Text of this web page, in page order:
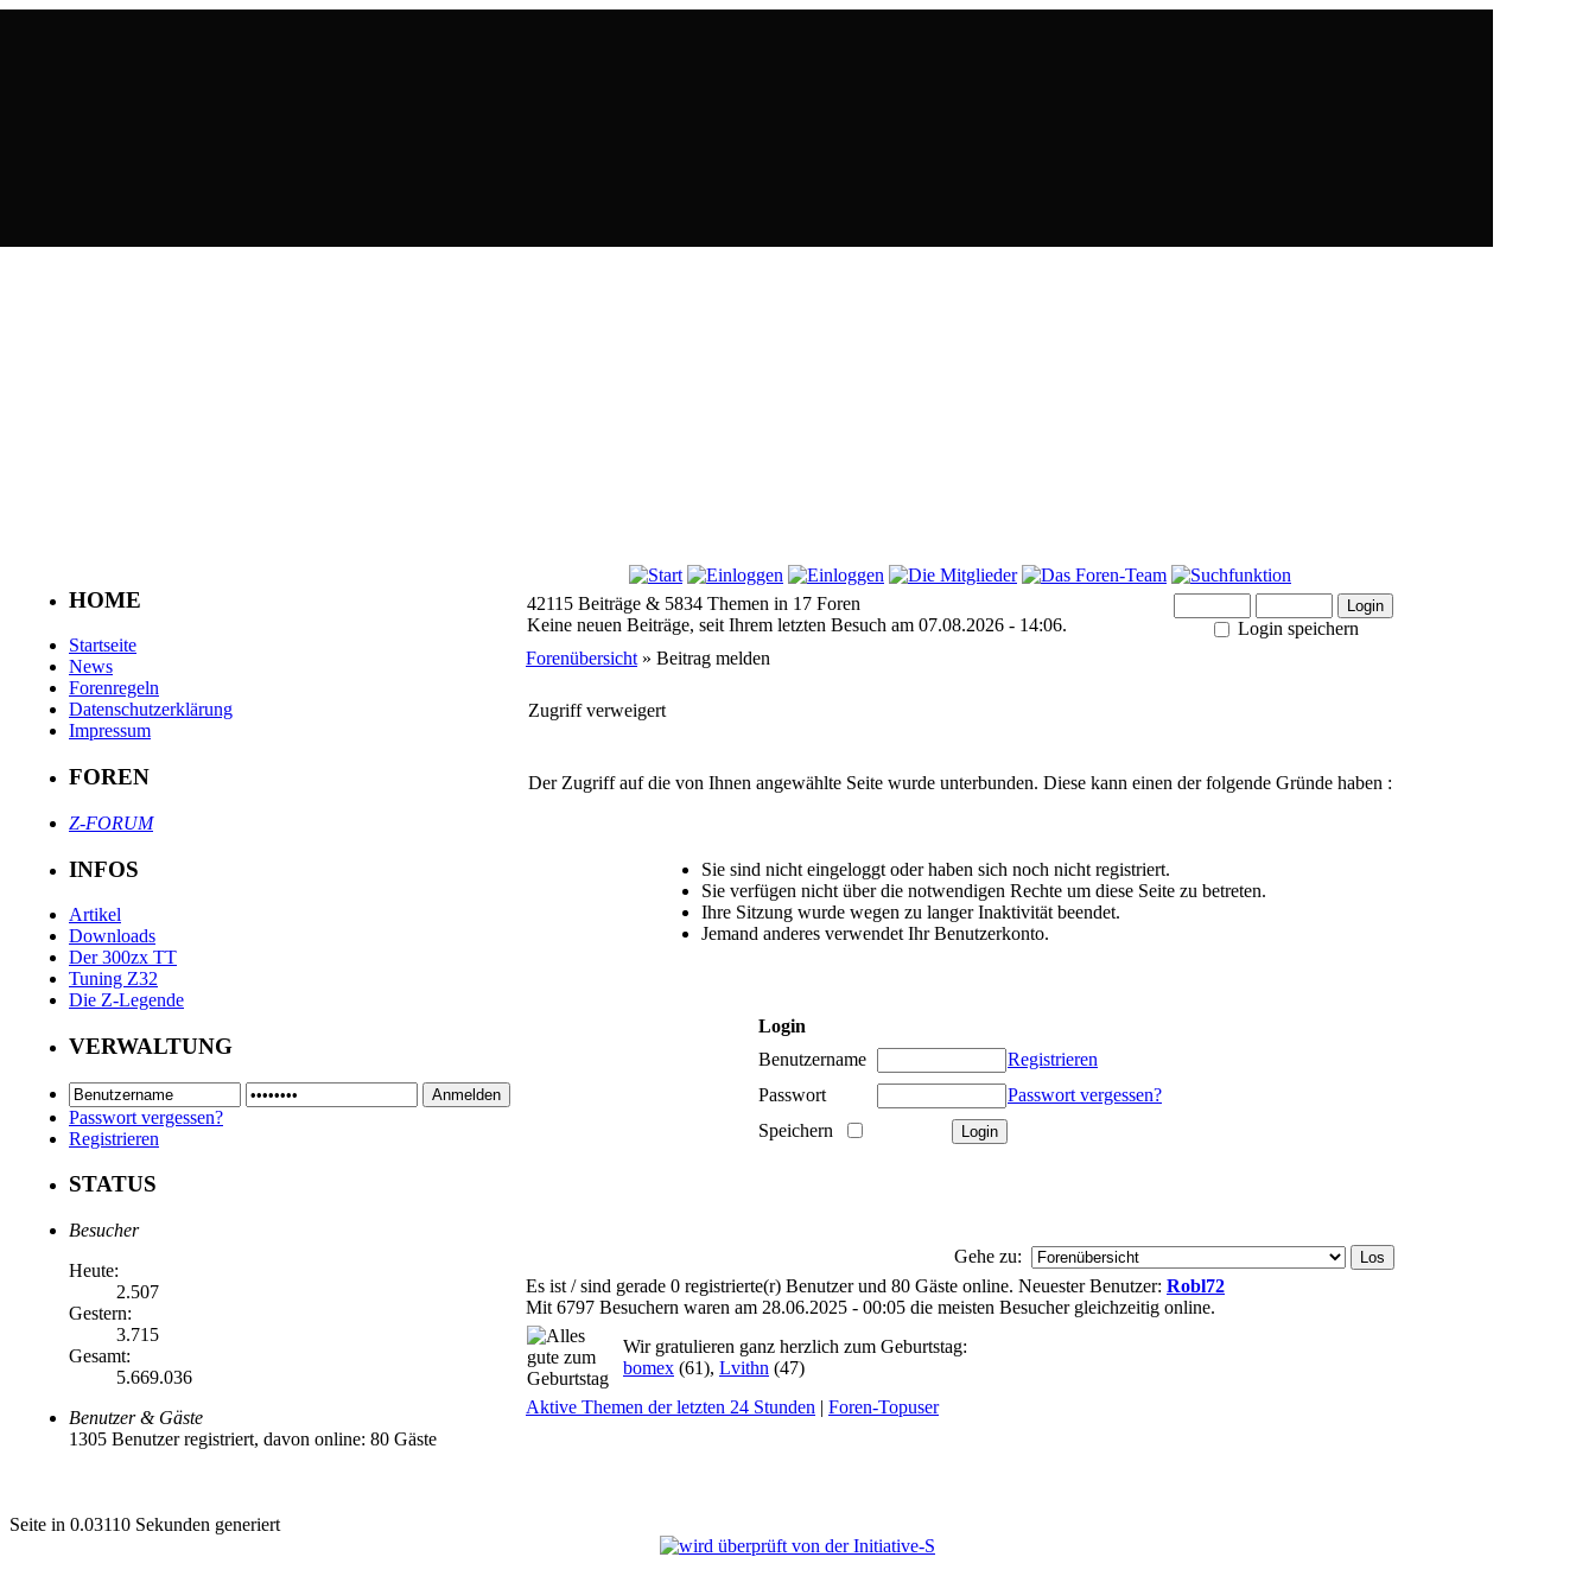
HOME
Startseite
News
Forenregeln
Datenschutzerklärung
Impressum
FOREN
Z-FORUM
INFOS
Artikel
Downloads
Der 300zx TT
Tuning Z32
Die Z-Legende
VERWALTUNG
Passwort vergessen?
Registrieren
STATUS
Besucher
Heute:
2.507
Gestern:
3.715
Gesamt:
5.669.036
Benutzer & Gäste
1305 Benutzer registriert, davon online: 80 Gäste
42115 Beiträge & 5834 Themen in 17 Foren
Keine neuen Beiträge, seit Ihrem letzten Besuch am 07.08.2026 - 14:06.
Login speichern
Forenübersicht » Beitrag melden
Zugriff verweigert
Der Zugriff auf die von Ihnen angewählte Seite wurde unterbunden. Diese kann einen der folgende Gründe haben :
Sie sind nicht eingeloggt oder haben sich noch nicht registriert.
Sie verfügen nicht über die notwendigen Rechte um diese Seite zu betreten.
Ihre Sitzung wurde wegen zu langer Inaktivität beendet.
Jemand anderes verwendet Ihr Benutzerkonto.
Login
Benutzername
Registrieren
Passwort
Passwort vergessen?
Speichern
Gehe zu:
Es ist / sind gerade 0 registrierte(r) Benutzer und 80 Gäste online. Neuester Benutzer: Robl72
Mit 6797 Besuchern waren am 28.06.2025 - 00:05 die meisten Besucher gleichzeitig online.
Wir gratulieren ganz herzlich zum Geburtstag:
bomex (61), Lvithn (47)
Aktive Themen der letzten 24 Stunden | Foren-Topuser
Seite in 0.03110 Sekunden generiert